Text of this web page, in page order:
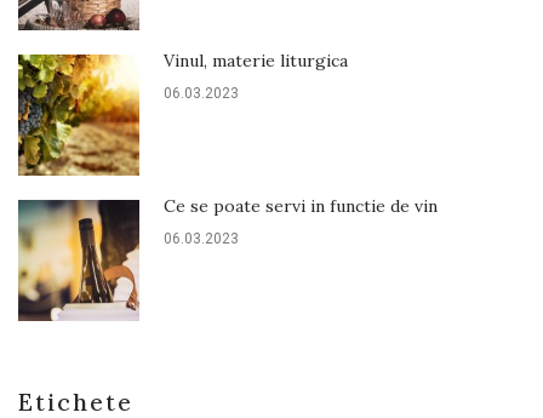
Vinul, materie liturgica
06.03.2023
Ce se poate servi in functie de vin
06.03.2023
Etichete